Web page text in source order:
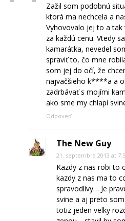
Zažil som podobnú
ktorá ma nechcela a
Vyhovovalo jej to a tak
za každú cenu. Vtedy
kamarátka, nevedel
spraviť to, čo mne
som jej do očí, že
najväčšieho k****a a
zadrbávať s mojími
ako sme my chlapi
Odpoveď
The New Guy
21. septembra 2013 at
Kazdy z nas robi to
kazdy z nas ma to
spravodlivy… Je
svine a aj preto
totiz jeden velky